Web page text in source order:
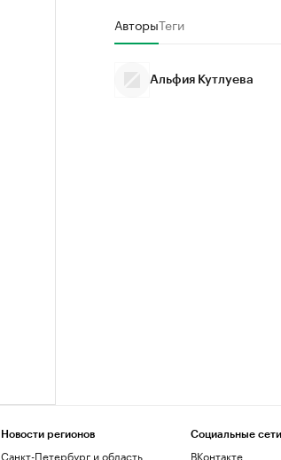
АвторыТеги
Альфия Кутлуева
Новости регионов
Санкт-Петербург и область
Социальные сети
ВКонтакте